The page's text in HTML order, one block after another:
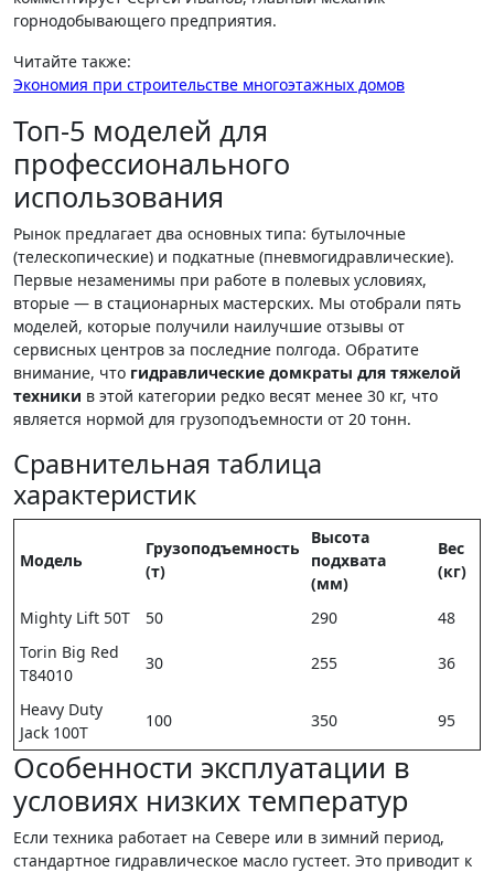
горнодобывающего предприятия.
Читайте также:
Экономия при строительстве многоэтажных домов
Топ-5 моделей для
профессионального
использования
Рынок предлагает два основных типа: бутылочные
(телескопические) и подкатные (пневмогидравлические).
Первые незаменимы при работе в полевых условиях,
вторые — в стационарных мастерских. Мы отобрали пять
моделей, которые получили наилучшие отзывы от
сервисных центров за последние полгода. Обратите
внимание, что гидравлические домкраты для тяжелой
техники в этой категории редко весят менее 30 кг, что
является нормой для грузоподъемности от 20 тонн.
Сравнительная таблица
характеристик
Модель
Грузоподъемность
(т)
Высота
подхвата
(мм)
Вес
(кг)
Mighty Lift 50T 50 290
48
Torin Big Red
T84010
30 255 36
Heavy Duty
Jack 100T
100 350 95
Особенности эксплуатации в
условиях низких температур
Если техника работает на Севере или в зимний период,
стандартное гидравлическое масло густеет. Это приводит к